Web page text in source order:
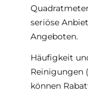
seriöse
Angeboten.
Häufigkeit
Reinigungen
können